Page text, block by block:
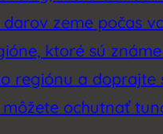
zeme počas
ktoré sú
regiónu a
ochutnať